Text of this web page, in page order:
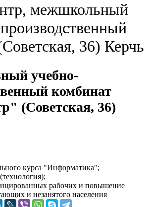
межшкольный
36) Керчь
учебно-
комбинат
(Советская, 36)
курса "Информатика";
рабочих и повышение
и незанятого населения